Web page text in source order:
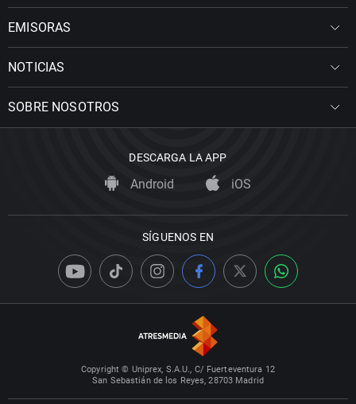
EMISORAS
NOTICIAS
SOBRE NOSOTROS
DESCARGA LA APP
Android iOS
SÍGUENOS EN
Copyright © Uniprex, S.A.U., C/ Fuerteventura 12
San Sebastián de los Reyes, 28703 Madrid